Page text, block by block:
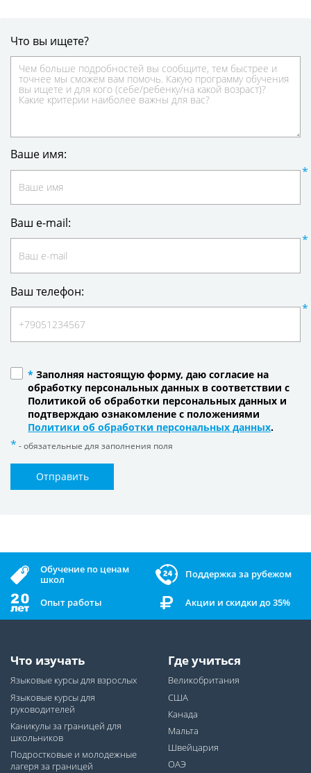
Что вы ищете?
Ваше имя:
Ваш e-mail:
Ваш телефон:
* Заполняя настоящую форму, даю согласие на
обработку персональных данных в соответствии с
Политикой об обработки персональных данных и
подтверждаю ознакомление с положениями
Политики об обработки персональных данных.
- обязательные для заполнения поля
Отправить
Обучение по ценам
школ
Поддержка за рубежом
Опыт работы Акции и скидки до 35%
Что изучать
Языковые курсы для взрослых
Языковые курсы для
руководителей
Каникулы за границей для
школьников
Подростковые и молодежные
лагеря за границей
Где учиться
Великобритания
США
Канада
Мальта
Швейцария
ОАЭ